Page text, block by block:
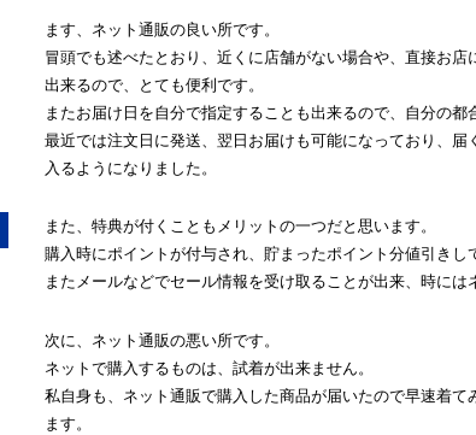
ます、ネット通販の良い所です。
冒頭でも述べたとおり、近くに店舗がない場合や、直接お
出来るので、とても便利です。
またお届け日を自分で指定することも出来るので、自分の都
最近では注文日に発送、翌日お届けも可能になっており、
入るようになりました。
また、特典が付くこともメリットの一つだと思います。
購入時にポイントが付与され、貯まったポイント分値引きし
またメールなどでセール情報を受け取ることが出来、時には
次に、ネット通販の悪い所です。
ネットで購入するものは、試着が出来ません。
私自身も、ネット通販で購入した商品が届いたので早速着
ます。